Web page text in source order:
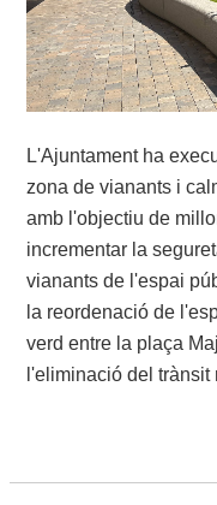
L'Ajuntament ha
zona de vianants i
amb l'objectiu de
incrementar la
vianants de l'espai
la reordenació de
verd entre la plaça
l'eliminació del trànsit